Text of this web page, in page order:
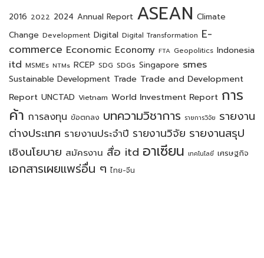
2016 2022 2024 Annual Report ASEAN Climate
Change Development Digital Digital Transformation E-
commerce Economic Economy FTA Geopolitics Indonesia
itd MSMEs NTMs RCEP SDG SDGs Singapore smes
Sustainable Development Trade Trade and Development
Report UNCTAD Vietnam World Investment Report การ
ค้า การลงทุน ข้อตกลง บทความวิชาการ รายการวิจัย รายงาน
ต่างประเทศ รายงานประจำปี รายงานวิจัย รายงานสรุป
เชิงนโยบาย สมัครงาน สื่อ itd อาเซียน เทคโนโลยี เศรษฐกิจ
เอกสารเผยแพร่อื่น ๆ ไทย-จีน